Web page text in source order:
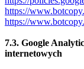
https://
https://
7.3. Google
internetowych